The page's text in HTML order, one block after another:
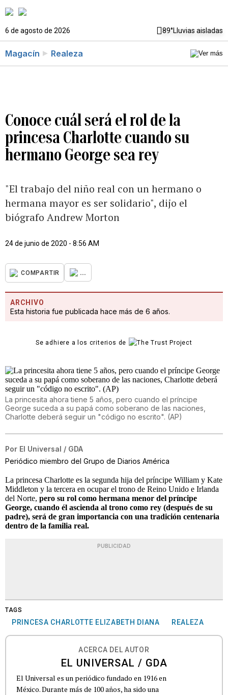
6 de agosto de 2026 89°Lluvias aisladas
Magacín Realeza
Conoce cuál será el rol de la
princesa Charlotte cuando su
hermano George sea rey
"El trabajo del niño real con un hermano o
hermana mayor es ser solidario", dijo el
biógrafo Andrew Morton
24 de junio de 2020 - 8:56 AM
COMPARTIR ...
ARCHIVO
Esta historia fue publicada hace más de 6 años.
Se adhiere a los criterios de
La princesita ahora tiene 5 años, pero cuando el príncipe
George suceda a su papá como soberano de las naciones,
Charlotte deberá seguir un "código no escrito". (AP)
Por El Universal / GDA
Periódico miembro del Grupo de Diarios América
La princesa Charlotte es la segunda hija del príncipe William y Kate
Middleton y la tercera en ocupar el trono de Reino Unido e Irlanda
del Norte, pero su rol como hermana menor del príncipe
George, cuando él ascienda al trono como rey (después de su
padre), será de gran importancia con una tradición centenaria
dentro de la familia real.
PUBLICIDAD
TAGS
PRINCESA CHARLOTTE ELIZABETH DIANA REALEZA
ACERCA DEL AUTOR
EL UNIVERSAL / GDA
El Universal es un periódico fundado en 1916 en
México. Durante más de 100 años, ha sido una